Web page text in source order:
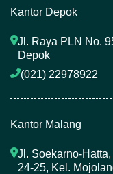
Kantor Depok
Jl. Raya PLN No.
Depok
(021) 22978922
Kantor Malang
Jl. Soekarno-
24-25, Kel.